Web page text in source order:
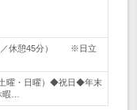
間／休憩45分） ※日立
曜・日曜）◆祝日◆年末
…